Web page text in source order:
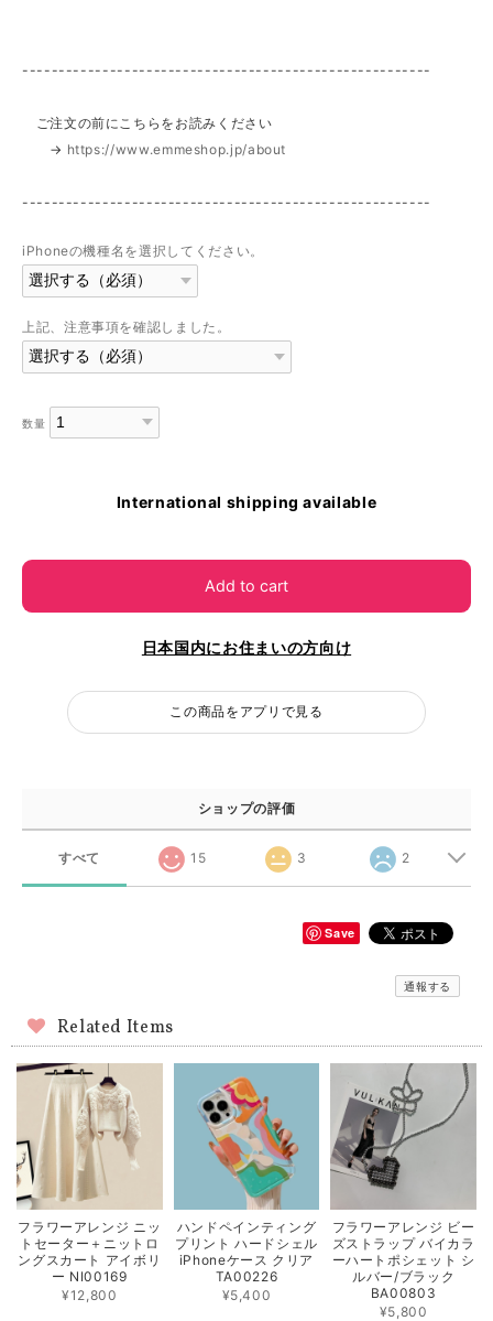
--------------------------------------------------------
ご注文の前にこちらをお読みください
→ https://www.emmeshop.jp/about
--------------------------------------------------------
iPhoneの機種名を選択してください。
上記、注意事項を確認しました。
数量
International shipping available
Add to cart
日本国内にお住まいの方向け
この商品をアプリで見る
ショップの評価
すべて 15 3 2
Save
通報する
Related Items
フラワーアレンジ ニッ
トセーター＋ニットロ
ングスカート アイボリ
ー NI00169
¥12,800
ハンドペインティング
プリント ハードシェル
iPhoneケース クリア
TA00226
¥5,400
フラワーアレンジ ビー
ズストラップ バイカラ
ーハートポシェット シ
ルバー/ブラック
BA00803
¥5,800